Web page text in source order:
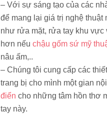
– Với sự sáng tạo của các
để mang lại giá trị nghệ
như rửa mặt, rửa tay khu
hơn nếu chậu gốm sứ mỹ
nâu ấm,..
– Chúng tôi cung cấp các
trang bị cho mình một gian
điển cho những tâm hồn thơ
tay này.